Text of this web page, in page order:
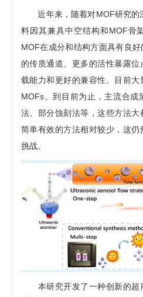
近年来，随着对MOF研究的
料因其兼具中空结构和MOF骨
MOF在成分和结构方面具有良
的传质通道、更多的活性暴露
载能力和更好的兼容性。目前
MOFs。到目前为止，主流合成
法、部分蚀刻法等，这些方法
简单有效的方法相对较少，这
挑战。
本研究开发了一种创新的超